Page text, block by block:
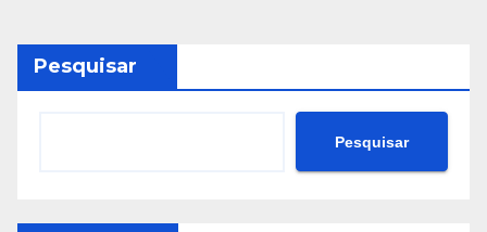
Pesquisar
Pesquisar